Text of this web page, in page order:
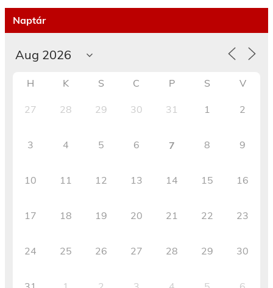
Naptár
H K S C P S V
27 28 29 30 31 1 2
3 4 5 6 7 8 9
10 11 12 13 14 15 16
17 18 19 20 21 22 23
24 25 26 27 28 29 30